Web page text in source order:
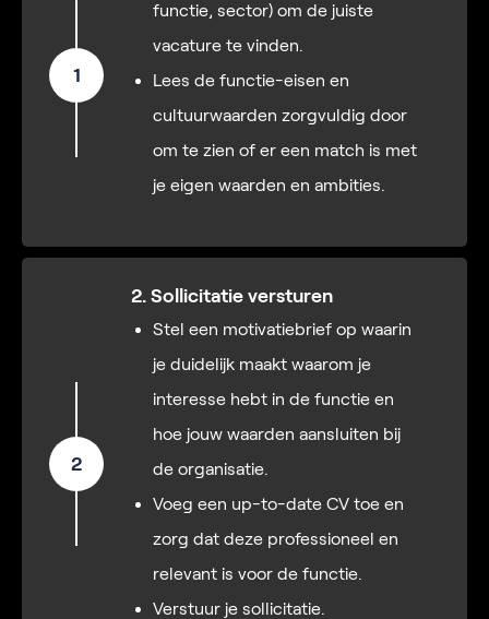
1
functie, sector) om de juiste
vacature te vinden.
Lees de functie-eisen en
cultuurwaarden zorgvuldig door
om te zien of er een match is met
je eigen waarden en ambities.
2
2. Sollicitatie versturen
Stel een motivatiebrief op waarin
je duidelijk maakt waarom je
interesse hebt in de functie en
hoe jouw waarden aansluiten bij
de organisatie.
Voeg een up-to-date CV toe en
zorg dat deze professioneel en
relevant is voor de functie.
Verstuur je sollicitatie.